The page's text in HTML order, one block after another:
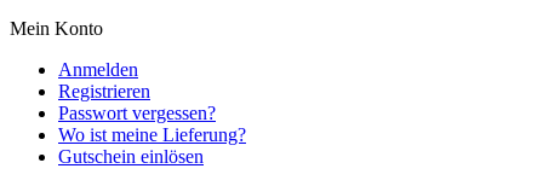
Mein Konto
Anmelden
Registrieren
Passwort vergessen?
Wo ist meine Lieferung?
Gutschein einlösen